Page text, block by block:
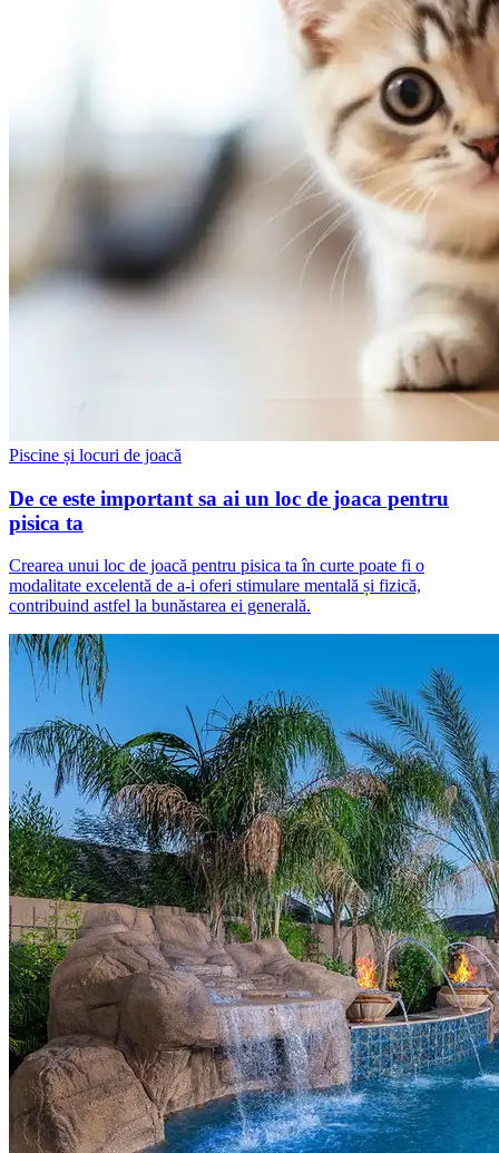
Piscine și locuri de joacă
De ce este important sa ai un loc de joaca pentru
pisica ta
Crearea unui loc de joacă pentru pisica ta în curte poate fi o
modalitate excelentă de a-i oferi stimulare mentală și fizică,
contribuind astfel la bunăstarea ei generală.